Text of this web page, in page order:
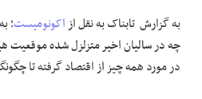
به گزارش تابناک به نقل ازاکونومیست؛
چه در سالیان اخیر متزلزل شده
در مورد همه چیز از اقتصاد گرفته تا چگونگی مقابله با کووید -۱۹